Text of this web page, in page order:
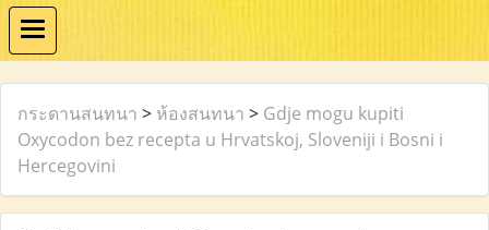
กระดานสนทนา > ห้องสนทนา > Gdje mogu kupiti
Oxycodon bez recepta u Hrvatskoj, Sloveniji i Bosni i
Hercegovini